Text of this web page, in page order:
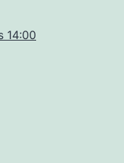
14:00